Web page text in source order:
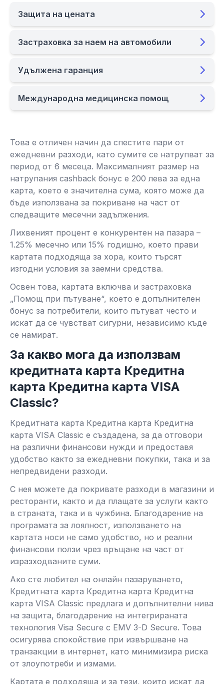
Защита на цената
Застраховка за наем на автомобили
Удължена гаранция
Международна медицинска помощ
Това е отличен начин да спестите пари от
ежедневни разходи, като сумите се натрупват за
период от 6 месеца. Максималният размер на
натрупания cashback бонус е 200 лева за една
карта, което е значителна сума, която може да
бъде използвана за покриване на част от
следващите месечни задължения.
Лихвеният процент е конкурентен на пазара –
1.25% месечно или 15% годишно, което прави
картата подходяща за хора, които търсят
изгодни условия за заемни средства.
Освен това, картата включва и застраховка
„Помощ при пътуване“, което е допълнителен
бонус за потребители, които пътуват често и
искат да се чувстват сигурни, независимо къде
се намират.
За какво мога да използвам
кредитната карта Кредитна
карта Кредитна карта VISA
Classic?
Кредитната карта Кредитна карта Кредитна
карта VISA Classic е създадена, за да отговори
на различни финансови нужди и предоставя
удобство както за ежедневни покупки, така и за
непредвидени разходи.
С нея можете да покривате разходи в магазини и
ресторанти, както и да плащате за услуги както
в страната, така и в чужбина. Благодарение на
програмата за лоялност, използването на
картата носи не само удобство, но и реални
финансови ползи чрез връщане на част от
изразходваните суми.
Ако сте любител на онлайн пазаруването,
Кредитната карта Кредитна карта Кредитна
карта VISA Classic предлага и допълнителни нива
на защита, благодарение на интегрираната
технология Visa Secure с EMV 3-D Secure. Това
осигурява спокойствие при извършване на
транзакции в интернет, като минимизира риска
от злоупотреби и измами.
Картата е подходяща и за тези, които искат да